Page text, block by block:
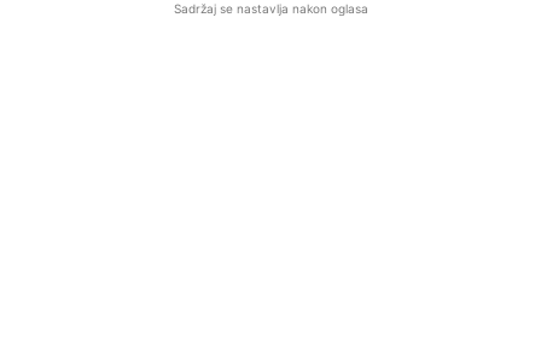
Sadržaj se nastavlja nakon oglasa